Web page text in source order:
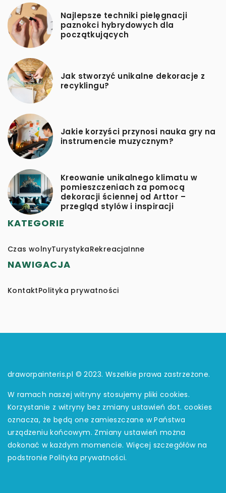
Najlepsze techniki pielęgnacji
paznokci hybrydowych dla
początkujących
Jak stworzyć unikalne dekoracje z
recyklingu?
Jakie korzyści przynosi nauka gry na
instrumencie muzycznym?
Kreowanie unikalnego klimatu w
pomieszczeniach za pomocą
dekoracji ściennej od Arttor –
przegląd stylów i inspiracji
KATEGORIE
Czas wolnyTurystykaRekreacjaInne
NAWIGACJA
KontaktPolityka prywatności
draworpainteris.pl © 2023. Wszelkie prawa zastrzeżone.
W ramach naszej witryny stosujemy pliki cookies.
Korzystanie z witryny bez zmiany ustawień dot. cookies
oznacza, że będą one zamieszczane w Państwa
urządzeniu końcowym. Zmiany ustawień można
dokonać w każdym momencie. Więcej szczegółów na
podstroniePolityka prywatności.